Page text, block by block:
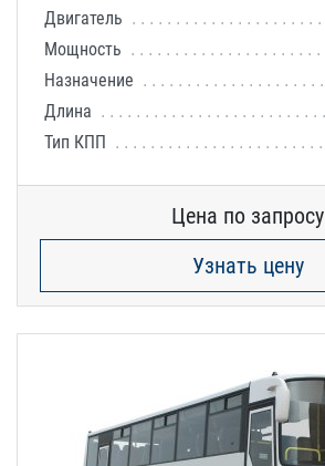
Двигатель
Мощность
Назначение
Длина
Тип КПП
Цена по запросу
Узнать цену